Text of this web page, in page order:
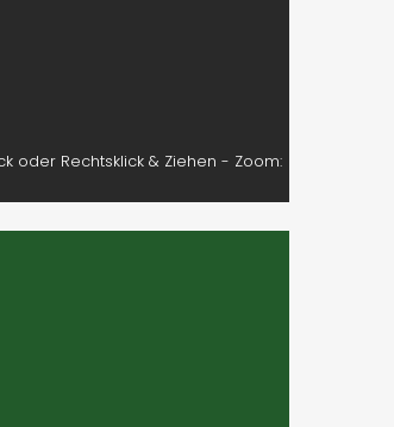
oder Rechtsklick & Ziehen - Zoom: